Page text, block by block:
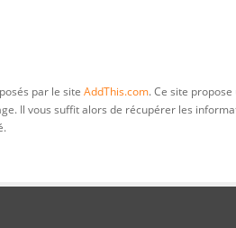
par le site AddThis.com. Ce site
Il vous suffit alors de récupérer les